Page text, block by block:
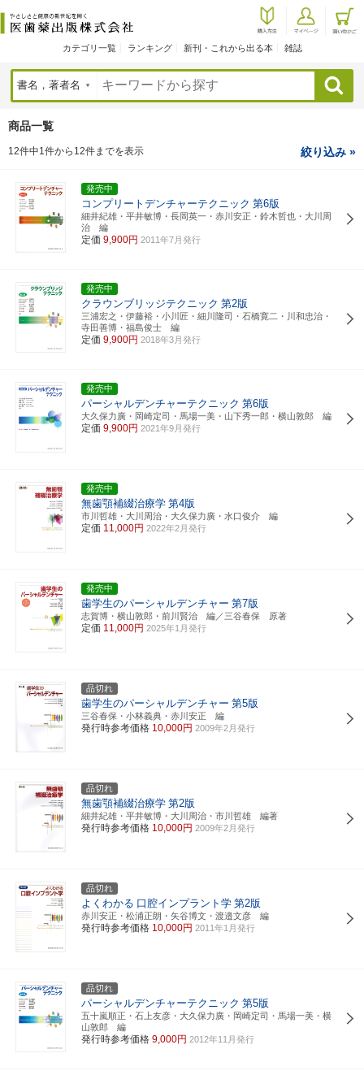
カテゴリ一覧 ランキング 新刊・これから出る本 雑誌
検索
商品一覧
12件中1件から12件までを表示 絞り込み »
発売中
コンプリートデンチャーテクニック 第6版
細井紀雄・平井敏博・長岡英一・赤川安正・鈴木哲也・大川周
治 編
定価 9,900円 2011年7月発行
発売中
クラウンブリッジテクニック 第2版
三浦宏之・伊藤裕・小川匠・細川隆司・石橋寛二・川和忠治・
寺田善博・福島俊士 編
定価 9,900円 2018年3月発行
発売中
パーシャルデンチャーテクニック 第6版
大久保力廣・岡崎定司・馬場一美・山下秀一郎・横山敦郎 編
定価 9,900円 2021年9月発行
発売中
無歯顎補綴治療学 第4版
市川哲雄・大川周治・大久保力廣・水口俊介 編
定価 11,000円 2022年2月発行
発売中
歯学生のパーシャルデンチャー 第7版
志賀博・横山敦郎・前川賢治 編／三谷春保 原著
定価 11,000円 2025年1月発行
品切れ
歯学生のパーシャルデンチャー 第5版
三谷春保・小林義典・赤川安正 編
発行時参考価格 10,000円 2009年2月発行
品切れ
無歯顎補綴治療学 第2版
細井紀雄・平井敏博・大川周治・市川哲雄 編著
発行時参考価格 10,000円 2009年2月発行
品切れ
よくわかる 口腔インプラント学 第2版
赤川安正・松浦正朗・矢谷博文・渡邉文彦 編
発行時参考価格 10,000円 2011年1月発行
品切れ
パーシャルデンチャーテクニック 第5版
五十嵐順正・石上友彦・大久保力廣・岡崎定司・馬場一美・横
山敦郎 編
発行時参考価格 9,000円 2012年11月発行